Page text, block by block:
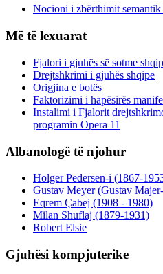
Nocioni i zbërthimit
Më të lexuarat
Fjalori i gjuhës së sotme
Drejtshkrimi i gjuhës shqipe
Origjina e botës
Faktorizimi i hapësirës
Instalimi i Fjalorit
programin Opera 11
Albanologë të njohur
Holger Pedersen-i (1867-
Gustav Meyer (Gustav
Eqrem Çabej (1908 - 1980)
Milan Shuflaj (1879-1931)
Robert Elsie
Gjuhësi kompjuterike